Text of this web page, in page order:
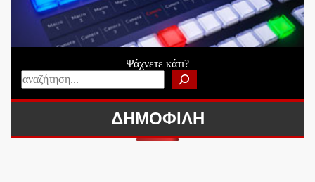
Ψάχνετε κάτι?
ΔΗΜΟΦΙΛΗ